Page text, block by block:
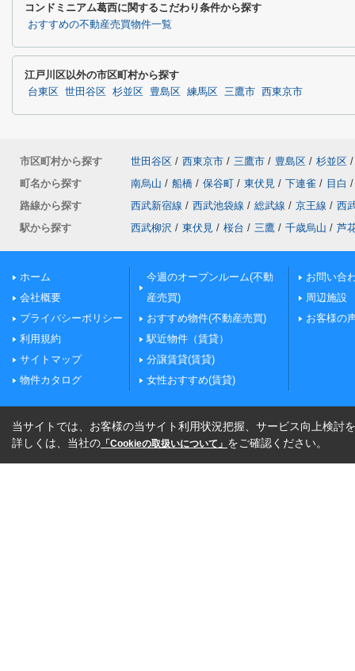
コンドミニアム葛西に関するこだわり条件から探す
おすすめの不動産売買物件一覧
江戸川区以外の市区町村から探す
台東区 世田谷区 杉並区 豊島区 練馬区 三鷹市 西東京市
市区町村から探す 世田谷区 / 西東京市 / 三鷹市 / 豊島区 / 杉並区 /
町名から探す
南烏山 / 船橋 / 保谷町 / 東伏見 / 下連雀 / 目白 /
路線から探す
西武新宿線 / 西武池袋線 / 総武線 / 京王線 / 西
駅から探す
西武柳沢 / 東伏見 / 桜台 / 三鷹 / 千歳烏山 / 芦
ホーム
会社概要
プライバシーポリシー
利用規約
サイトマップ
物件カタログ
今週のオープンルーム(不動
産売買)
おすすめ物件(不動産売買)
駅近物件（賃貸）
分譲賃貸(賃貸)
女性おすすめ(賃貸)
お問い合
周辺施設
お客様の
当サイトでは、お客様の当サイト利用状況把握、サービス向上検討
詳しくは、当社の 「Cookieの取扱いについて」 をご確認ください。